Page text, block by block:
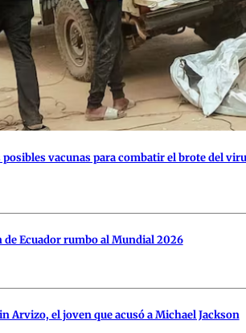
posibles vacunas para combatir el brote del
de Ecuador rumbo al Mundial 2026
Arvizo, el joven que acusó a Michael Jackson